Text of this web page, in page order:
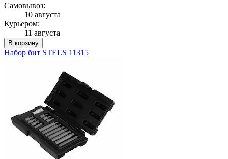
Самовывоз:
10 августа
Курьером:
11 августа
В корзину
Набор бит STELS 11315